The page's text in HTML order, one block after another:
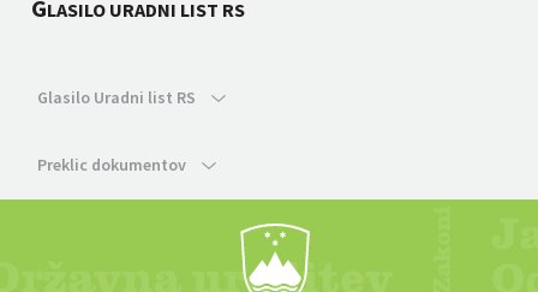
GLASILO URADNI LIST RS
Glasilo Uradni list RS
Preklic dokumentov